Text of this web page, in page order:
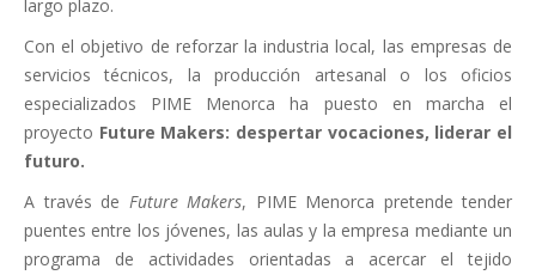
largo plazo.
Con el objetivo de reforzar la industria local, las empresas de
servicios técnicos, la producción artesanal o los oficios
especializados PIME Menorca ha puesto en marcha el
proyecto Future Makers: despertar vocaciones, liderar el
futuro.
A través de Future Makers, PIME Menorca pretende tender
puentes entre los jóvenes, las aulas y la empresa mediante un
programa de actividades orientadas a acercar el tejido